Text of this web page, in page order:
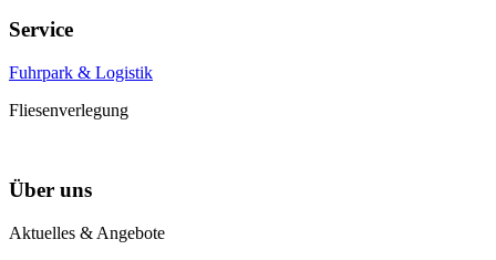
Service
Fuhrpark & Logistik
Fliesenverlegung
Über uns
Aktuelles & Angebote